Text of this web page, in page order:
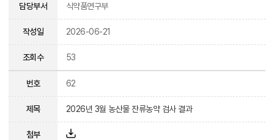
담당부서 식약품연구부
작성일 2026-06-21
조회수 53
번호 62
제목 2026년 3월 농산물 잔류농약 검사 결과
첨부